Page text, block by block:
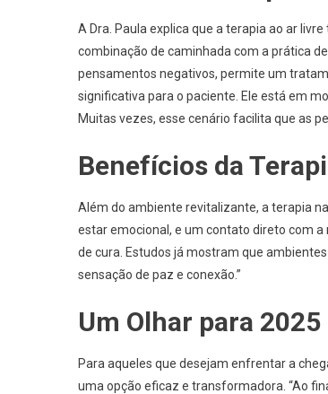
A Dra. Paula explica que a terapia ao ar
combinação de caminhada com a prática
pensamentos negativos, permite um
significativa para o paciente. Ele está em
Muitas vezes, esse cenário facilita que as
Benefícios da
Além do ambiente revitalizante, a terapia
estar emocional, e um contato direto com
de cura. Estudos já mostram que
sensação de paz e conexão.”
Um Olhar para
Para aqueles que desejam enfrentar a
uma opção eficaz e transformadora. “Ao